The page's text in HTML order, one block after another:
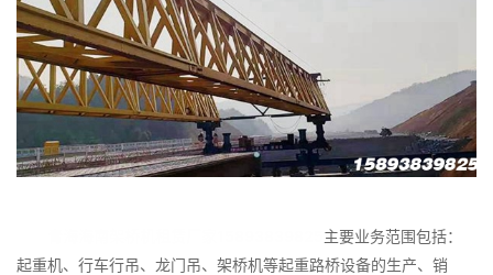
主要业务范围包括：
起重机、行车行吊、龙门吊、架桥机等起重路桥设备的生产、销